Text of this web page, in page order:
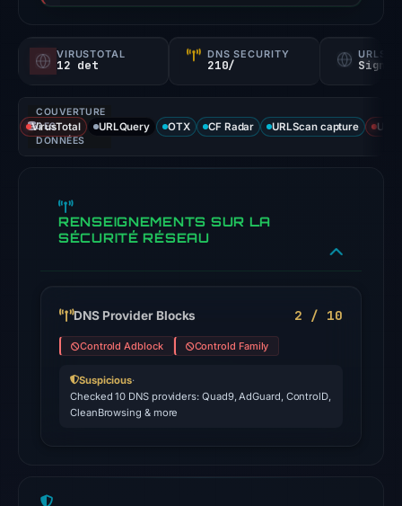
probability).
Threat
signals:
12
engines
the
on
Apr
2026
at
VIRUSTOTAL
12 det
DNS SECURITY
210/
COUVERTURE
DES
DONNÉES
VirusTotal URLQuery OTX CF Radar URLScan capture
RENSEIGNEMENTS SUR LA
SÉCURITÉ RÉSEAU
DNS Provider Blocks 2 / 10
Controld Adblock Controld Family
Suspicious·
Checked 10 DNS providers: Quad9, AdGuard, ControlD,
CleanBrowsing & more